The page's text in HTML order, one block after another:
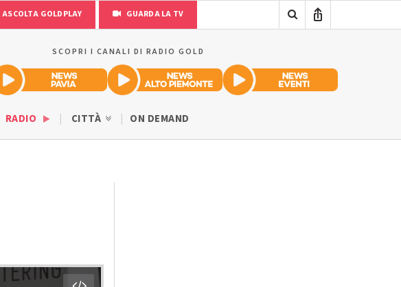
ASCOLTA GOLDPLAY GUARDA LA TV
SCOPRI I CANALI DI RADIO GOLD
RADIO CITTÀ ON DEMAND